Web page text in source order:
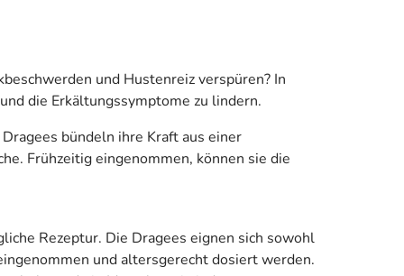
und Hustenreiz verspüren? In
die Erkältungssymptome zu lindern.
bündeln ihre Kraft aus einer
Frühzeitig eingenommen, können sie die
Rezeptur. Die Dragees eignen sich sowohl
und altersgerecht dosiert werden.